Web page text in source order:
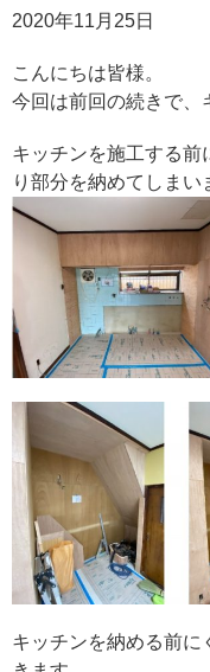
2020年11月25日
こんにちは皆様。
今回は前回の続きで、
キッチンを施工する前
り部分を納めてしまい
キッチンを納める前に